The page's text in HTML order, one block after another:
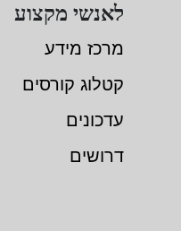
לאנשי מקצוע
מרכז מידע
קטלוג קורסים
עדכונים
דרושים